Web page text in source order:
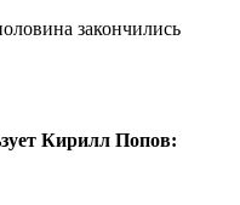
закончились
Кирилл Попов: